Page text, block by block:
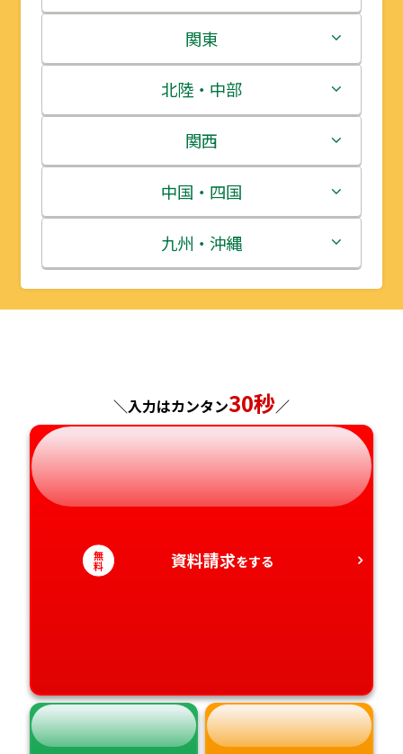
北海道
青森県
岩手県
宮城県
秋田県
山形県
関東
茨城県
栃木県
群馬県
埼玉県
千葉県
北陸・中部
新潟県
富山県
石川県
福井県
静岡県
関西
三重県
滋賀県
京都府
奈良県
和歌山県
中国・四国
鳥取県
島根県
山口県
徳島県
九州・沖縄
福岡県
熊本県
大分県
＼入力はカンタン30秒／
無
料 資料請求をする